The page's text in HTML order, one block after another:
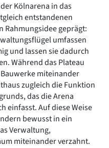
Kölnarena in das
entstandenen
Rahmungsidee geprägt:
umfassen
und lassen sie dadurch
Während das Plateau
miteinander
zugleich die Funktion
das die Arena
einfasst. Auf diese Weise
bewusst in ein
Verwaltung,
miteinander verzahnt.